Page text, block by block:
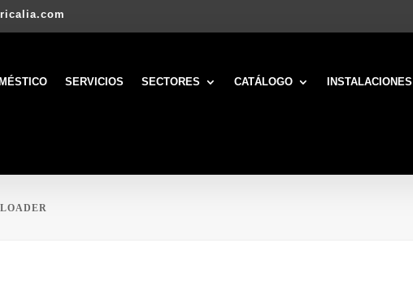
SERVICIOS SECTORES CATÁLOGO INSTALACIONES